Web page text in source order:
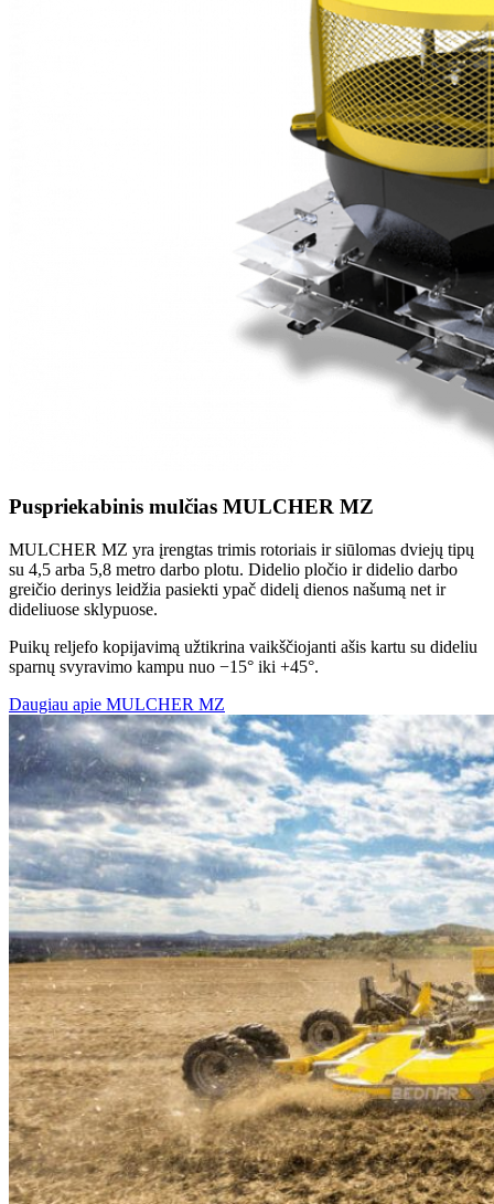
Puspriekabinis mulčias MULCHER MZ
MULCHER MZ yra įrengtas trimis rotoriais ir siūlomas dviejų tipų
su 4,5 arba 5,8 metro darbo plotu. Didelio pločio ir didelio darbo
greičio derinys leidžia pasiekti ypač didelį dienos našumą net ir
dideliuose sklypuose.
Puikų reljefo kopijavimą užtikrina vaikščiojanti ašis kartu su dideliu
sparnų svyravimo kampu nuo −15° iki +45°.
Daugiau apie MULCHER MZ